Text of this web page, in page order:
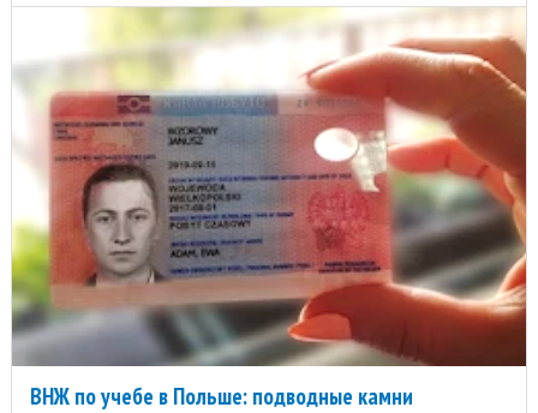
ВНЖ по учебе в Польше: подводные камни